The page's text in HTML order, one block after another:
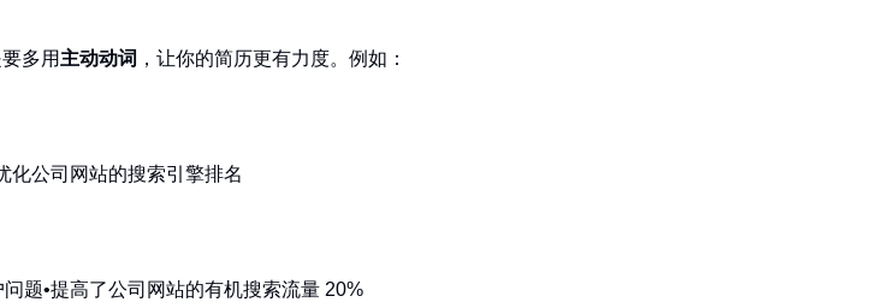
多用 主动动词 ，让你的简历更有力度。例如：
化公司网站的搜索引擎排名
题•提高了公司网站的有机搜索流量 20%